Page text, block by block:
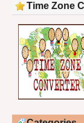
Time Zone